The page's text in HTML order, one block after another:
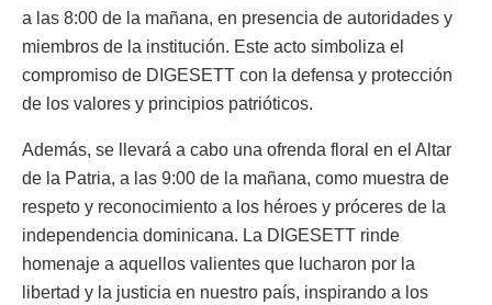
a las 8:00 de la mañana, en presencia de autoridades y
miembros de la institución. Este acto simboliza el
compromiso de DIGESETT con la defensa y protección
de los valores y principios patrióticos.
Además, se llevará a cabo una ofrenda floral en el Altar
de la Patria, a las 9:00 de la mañana, como muestra de
respeto y reconocimiento a los héroes y próceres de la
independencia dominicana. La DIGESETT rinde
homenaje a aquellos valientes que lucharon por la
libertad y la justicia en nuestro país, inspirando a los